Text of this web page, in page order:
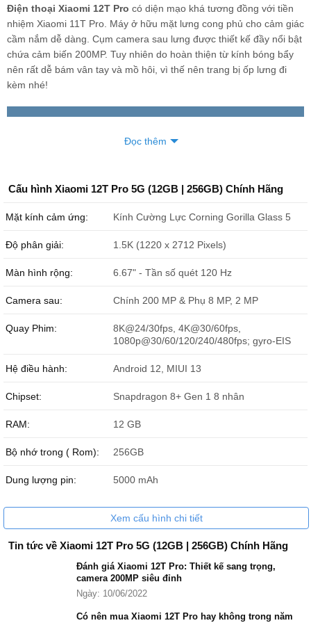
Điện thoại Xiaomi 12T Pro có diện mạo khá tương đồng với tiền
nhiệm Xiaomi 11T Pro. Máy ở hữu mặt lưng cong phủ cho cảm giác
cầm nắm dễ dàng. Cụm camera sau lưng được thiết kế đầy nổi bật
chứa cảm biến 200MP. Tuy nhiên do hoàn thiện từ kính bóng bẩy
nên rất dễ bám vân tay và mồ hôi, vì thế nên trang bị ốp lưng đi
kèm nhé!
tương tự như trên Xiaomi 12T 5G bao gồm: Đen, Bạc và Xanh
Màn hình Xiaomi 12T Pro 5G lớn, sắc nét
độ phân giải 1220 x 2712 pixels và tần số quét 120Hz, không chỉ
chi tiết. Ngoài ra Xiaomi 12T Pro 5G tích hợp nhiều công nghệ màn
phút xem phim, chơi game đều tuyệt vời.
Đọc thêm
Cấu hình Xiaomi 12T Pro 5G (12GB | 256GB) Chính Hãng
Mặt kính cảm ứng: Kính Cường Lực Corning Gorilla Glass 5
Độ phân giải: 1.5K (1220 x 2712 Pixels)
Màn hình rộng: 6.67" - Tần số quét 120 Hz
Camera sau: Chính 200 MP & Phụ 8 MP, 2 MP
Quay Phim:
8K@24/30fps, 4K@30/60fps,
1080p@30/60/120/240/480fps; gyro-EIS
Hệ điều hành: Android 12, MIUI 13
Chipset: Snapdragon 8+ Gen 1 8 nhân
RAM: 12 GB
Bộ nhớ trong ( Rom): 256GB
Dung lượng pin: 5000 mAh
Xem cấu hình chi tiết
Tin tức về Xiaomi 12T Pro 5G (12GB | 256GB) Chính Hãng
Đánh giá Xiaomi 12T Pro: Thiết kế sang trọng,
camera 200MP siêu đỉnh
Ngày: 10/06/2022
Có nên mua Xiaomi 12T Pro hay không trong năm